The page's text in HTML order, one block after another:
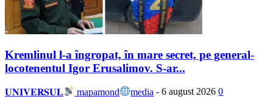
Kremlinul l-a îngropat, în mare secret, pe general-
locotenentul Igor Erusalimov. S-ar...
𝐔𝐍𝐈𝐕𝐄𝐑𝐒𝐔𝐋 mapamond media - 6 august 2026 0